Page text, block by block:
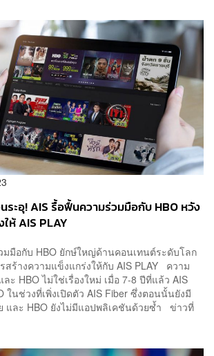
ระอุ! AIS รื้อฟื้นความร่วมมือกับ HBO หวัง
ห้ AIS PLAY
มมือกับ HBO ยักษ์ใหญ่ด้านคอนเทนต์ระดับโลก
สร้างความแข็งแกร่งให้กับ AIS PLAY ความ
ะ HBO ไม่ใช่เรื่องใหม่ เมื่อ 7-8 ปีที่แล้ว AIS
ในช่วงที่เพิ่งเปิดตัว AIS Fiber ซึ่งตอนนั้นยังมี
และ HBO ยังไม่มีแอปพลิเคชันด้วยซ้ำ ข่าวที่